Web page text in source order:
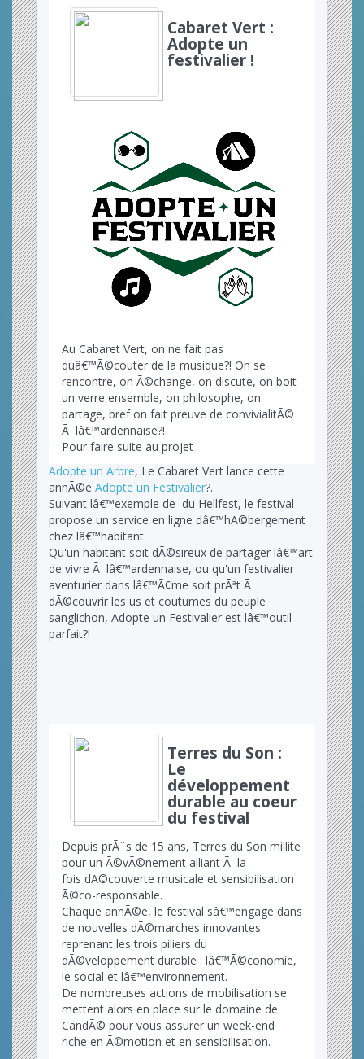
Cabaret Vert :
Adopte un
festivalier !
Au Cabaret Vert, on ne fait pas
quâ€™Ã©couter de la musique?! On se
rencontre, on Ã©change, on discute, on boit
un verre ensemble, on philosophe, on
partage, bref on fait preuve de convivialitÃ©
Ã lâ€™ardennaise?!
Pour faire suite au projet
Adopte un Arbre, Le Cabaret Vert lance cette
annÃ©e Adopte un Festivalier?.
Suivant lâ€™exemple de du Hellfest, le festival
propose un service en ligne dâ€™hÃ©bergement
chez lâ€™habitant.
Qu'un habitant soit dÃ©sireux de partager lâ€™art
de vivre Ã lâ€™ardennaise, ou qu'un festivalier
aventurier dans lâ€™Ã¢me soit prÃªt Ã
dÃ©couvrir les us et coutumes du peuple
sanglichon, Adopte un Festivalier est lâ€™outil
parfait?!
Terres du Son :
Le
développement
durable au coeur
du festival
Depuis prÃ¨s de 15 ans, Terres du Son millite
pour un Ã©vÃ©nement alliant Ã la
fois dÃ©couverte musicale et sensibilisation
Ã©co-responsable.
Chaque annÃ©e, le festival sâ€™engage dans
de nouvelles dÃ©marches innovantes
reprenant les trois piliers du
dÃ©veloppement durable : lâ€™Ã©conomie,
le social et lâ€™environnement.
De nombreuses actions de mobilisation se
mettent alors en place sur le domaine de
CandÃ© pour vous assurer un week-end
riche en Ã©motion et en sensibilisation.